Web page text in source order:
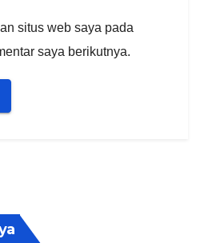
situs web saya pada
saya berikutnya.